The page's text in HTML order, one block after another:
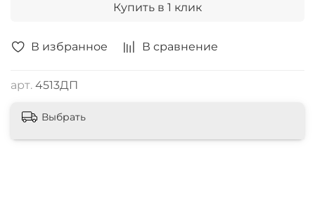
В избранное В сравнение
арт. 4513ДП
Купить в 1 клик
Выбрать